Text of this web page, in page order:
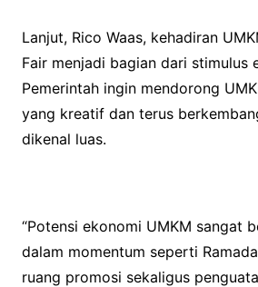
Lanjut, Rico Waas, kehadiran
Fair menjadi bagian dari stimulus
Pemerintah ingin mendorong
yang kreatif dan terus
dikenal luas.
“Potensi ekonomi UMKM sangat
dalam momentum seperti
ruang promosi sekaligus